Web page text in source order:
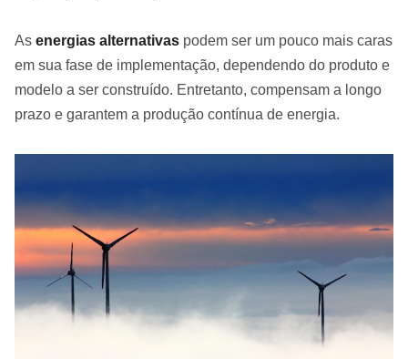
As energias alternativas podem ser um pouco mais caras
em sua fase de implementação, dependendo do produto e
modelo a ser construído. Entretanto, compensam a longo
prazo e garantem a produção contínua de energia.